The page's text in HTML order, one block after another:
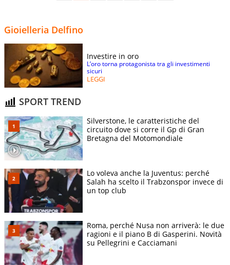
Gioielleria Delfino
Investire in oro
L’oro torna protagonista tra gli investimenti
sicuri
LEGGI
SPORT TREND
Silverstone, le caratteristiche del
circuito dove si corre il Gp di Gran
Bretagna del Motomondiale
Lo voleva anche la Juventus: perché
Salah ha scelto il Trabzonspor invece di
un top club
Roma, perché Nusa non arriverà: le due
ragioni e il piano B di Gasperini. Novità
su Pellegrini e Cacciamani